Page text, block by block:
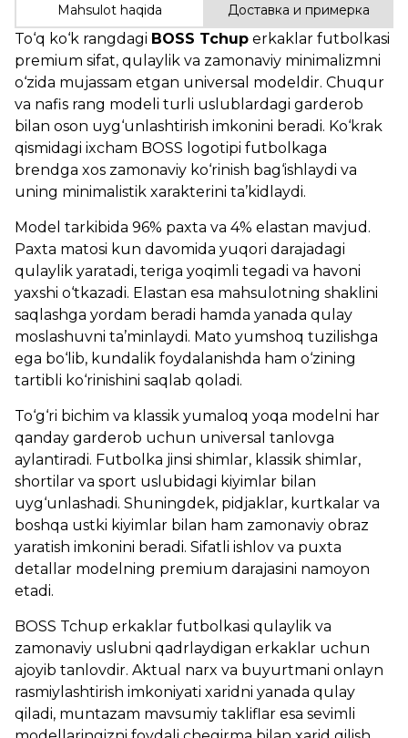
Mahsulot haqida Доставка и примерка
To‘q ko‘k rangdagi BOSS Tchup erkaklar futbolkasi
premium sifat, qulaylik va zamonaviy minimalizmni
o‘zida mujassam etgan universal modeldir. Chuqur
va nafis rang modeli turli uslublardagi garderob
bilan oson uyg‘unlashtirish imkonini beradi. Ko‘krak
qismidagi ixcham BOSS logotipi futbolkaga
brendga xos zamonaviy ko‘rinish bag‘ishlaydi va
uning minimalistik xarakterini ta’kidlaydi.
Model tarkibida 96% paxta va 4% elastan mavjud.
Paxta matosi kun davomida yuqori darajadagi
qulaylik yaratadi, teriga yoqimli tegadi va havoni
yaxshi o‘tkazadi. Elastan esa mahsulotning shaklini
saqlashga yordam beradi hamda yanada qulay
moslashuvni ta’minlaydi. Mato yumshoq tuzilishga
ega bo‘lib, kundalik foydalanishda ham o‘zining
tartibli ko‘rinishini saqlab qoladi.
To‘g‘ri bichim va klassik yumaloq yoqa modelni har
qanday garderob uchun universal tanlovga
aylantiradi. Futbolka jinsi shimlar, klassik shimlar,
shortilar va sport uslubidagi kiyimlar bilan
uyg‘unlashadi. Shuningdek, pidjaklar, kurtkalar va
boshqa ustki kiyimlar bilan ham zamonaviy obraz
yaratish imkonini beradi. Sifatli ishlov va puxta
detallar modelning premium darajasini namoyon
etadi.
BOSS Tchup erkaklar futbolkasi qulaylik va
zamonaviy uslubni qadrlaydigan erkaklar uchun
ajoyib tanlovdir. Aktual narx va buyurtmani onlayn
rasmiylashtirish imkoniyati xaridni yanada qulay
qiladi, muntazam mavsumiy takliflar esa sevimli